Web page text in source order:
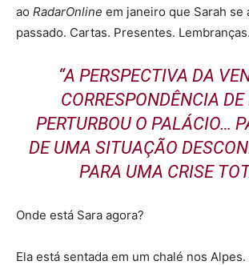
ao RadarOnline em janeiro que Sarah se
passado. Cartas. Presentes.
“A PERSPECTIVA DA
CORRESPONDÊNCIA
PERTURBOU O PALÁCIO…
DE UMA SITUAÇÃO
PARA UMA CRISE
Onde está Sara agora?
Ela está sentada em um chalé nos Alpes.